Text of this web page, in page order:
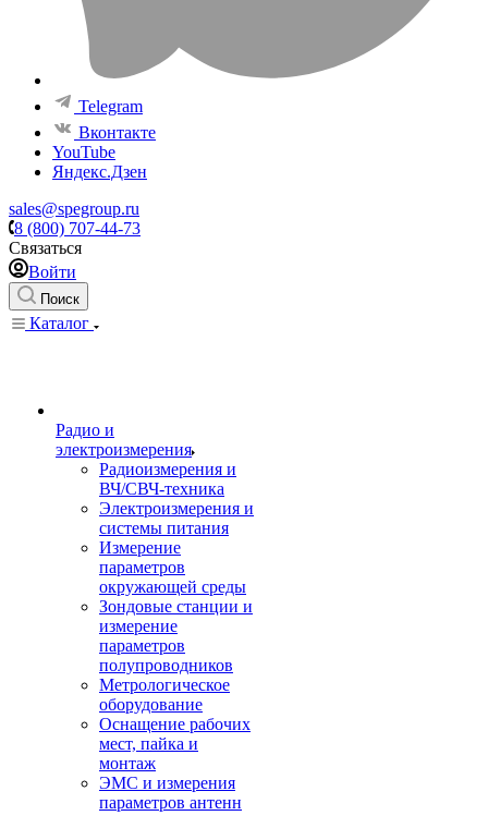
Telegram
Вконтакте
YouTube
Яндекс.Дзен
sales@spegroup.ru
8 (800) 707-44-73
Связаться
Войти
Поиск
Каталог
Радио и
электроизмерения
Радиоизмерения и
ВЧ/СВЧ-техника
Электроизмерения и
системы питания
Измерение
параметров
окружающей среды
Зондовые станции и
измерение
параметров
полупроводников
Метрологическое
оборудование
Оснащение рабочих
мест, пайка и
монтаж
ЭМС и измерения
параметров антенн